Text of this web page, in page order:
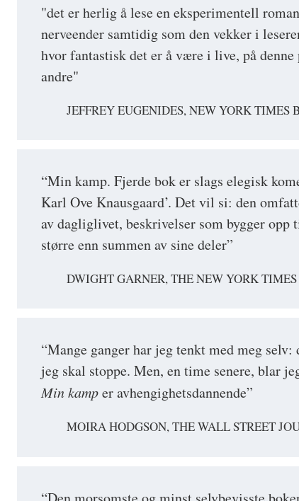
"det er herlig å lese en eksperimentell
nerveender samtidig som den vekker i
hvor fantastisk det er å være i live, på denne
andre"
JEFFREY EUGENIDES, NEW YORK TIMES
“Min kamp. Fjerde bok er slags elegisk
Karl Ove Knausgaard’. Det vil si: den
av dagliglivet, beskrivelser som bygger opp
større enn summen av sine deler”
DWIGHT GARNER, THE NEW YORK
“Mange ganger har jeg tenkt med meg
jeg skal stoppe. Men, en time senere, blar
Min kamper avhengighetsdannende”
MOIRA HODGSON, THE WALL STREET